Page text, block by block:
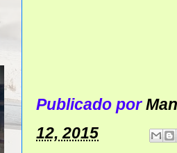
Publicado por
12, 2015